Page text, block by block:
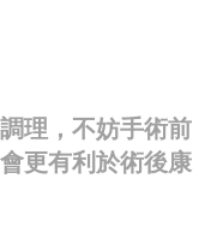
理，不妨手術前
更有利於術後康